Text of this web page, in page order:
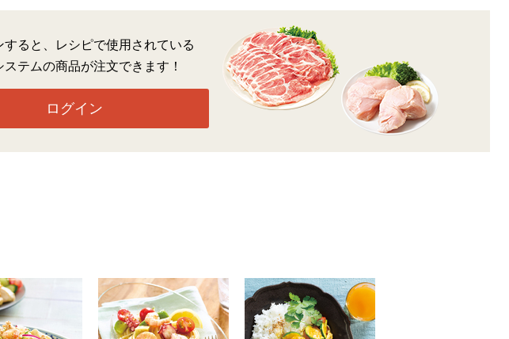
すると、レシピで使用されている
ステムの商品が注文できます！
ログイン